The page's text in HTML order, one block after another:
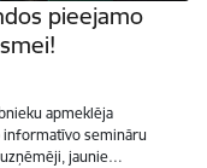
pieejamo
apmeklēja
informatīvo semināru
jaunie…